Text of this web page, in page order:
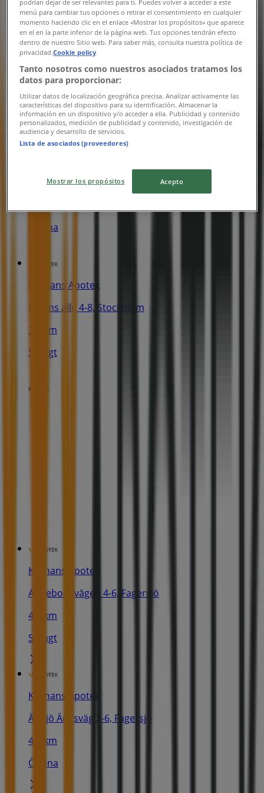
Kronans Apotek
Sköndalsvägen 87, Stockholm
1.8 km
Öppna
Skarpnäcks Allé 44, Nybygget (Stockholm)
Öppna
Kronans Apotek
Dalens allé 4-8, Stockholm
3.2 km
Stängt
Reklam
Kronans Apotek
Annebodavägen 4-6, Fagersjö
4.3 km
Stängt
Kronans Apotek
Älvsjö Ängsväg 2-6, Fagersjö
4.5 km
Öppna
podrían dejar de ser relevantes para ti. Puedes volver a acceder a este
menú para cambiar tus opciones o retirar el consentimiento en cualquier
momento haciendo clic en el enlace «Mostrar los propósitos» que aparece
en el en la parte inferior de la página web. Tus opciones tendrán efecto
dentro de nuestro Sitio web. Para saber más, consulta nuestra política de
privacidad.Cookie policy
Tanto nosotros como nuestros asociados tratamos los
datos para proporcionar:
Utilizar datos de localización geográfica precisa. Analizar activamente las
características del dispositivo para su identificación. Almacenar la
información en un dispositivo y/o acceder a ella. Publicidad y contenido
personalizados, medición de publicidad y contenido, investigación de
audiencia y desarrollo de servicios.
Lista de asociados (proveedores)
Mostrar los propósitos Acepto